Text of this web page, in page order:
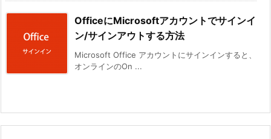
OfficeにMicrosoftアカウントでサインイ
ン/サインアウトする方法
Microsoft Office アカウントにサインインすると、
オンラインのOn ...